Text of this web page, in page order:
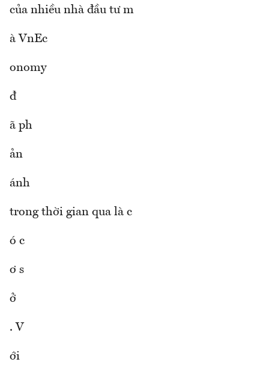
của nhiều nhà đầu tư m
à VnEc
onomy
đ
ã ph
ản
ánh
trong thời gian qua là c
ó c
ơ s
ở
. V
ới